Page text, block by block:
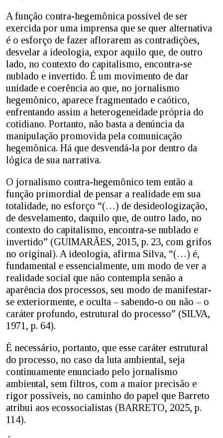
A função contra-hegemônica possível de ser
exercida por uma imprensa que se quer alternativa
é o esforço de fazer aflorarem as contradições,
desvelar a ideologia, expor aquilo que, de outro
lado, no contexto do capitalismo, encontra-se
nublado e invertido. É um movimento de dar
unidade e coerência ao que, no jornalismo
hegemônico, aparece fragmentado e caótico,
enfrentando assim a heterogeneidade própria do
cotidiano. Portanto, não basta a denúncia da
manipulação promovida pela comunicação
hegemônica. Há que desvendá-la por dentro da
lógica de sua narrativa.
O jornalismo contra-hegemônico tem então a
função primordial de pensar a realidade em sua
totalidade, no esforço “(…) de desideologização,
de desvelamento, daquilo que, de outro lado, no
contexto do capitalismo, encontra-se nublado e
invertido” (GUIMARÃES, 2015, p. 23, com grifos
no original). A ideologia, afirma Silva, “(…) é,
fundamental e essencialmente, um modo de ver a
realidade social que não contempla senão a
aparência dos processos, seu modo de manifestar-
se exteriormente, e oculta – sabendo-o ou não – o
caráter profundo, estrutural do processo” (SILVA,
1971, p. 64).
É necessário, portanto, que esse caráter estrutural
do processo, no caso da luta ambiental, seja
continuamente enunciado pelo jornalismo
ambiental, sem filtros, com a maior precisão e
rigor possíveis, no caminho do papel que Barreto
atribui aos ecossocialistas (BARRETO, 2025, p.
114).